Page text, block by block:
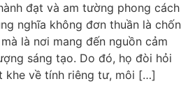
đạt và am tường phong cách
nghĩa không đơn thuần là chốn
là nơi mang đến nguồn cảm
sáng tạo. Do đó, họ đòi hỏi
khe về tính riêng tư, môi […]